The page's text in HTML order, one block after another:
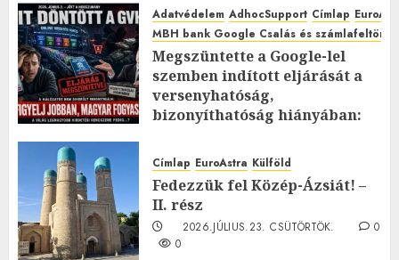
Adatvédelem AdhocSupport Címlap
MBH bank Google Csalás és
Megszüntette a Google-lel
szemben indított eljárását a
versenyhatóság,
bizonyíthatóság hiányában:
2026.JÚLIUS.23. CSÜTÖRTÖK.
0
Címlap EuroAstra Külföld
Fedezzük fel Közép-Ázsiát! –
II. rész
2026.JÚLIUS.23. CSÜTÖRTÖK.
0
0